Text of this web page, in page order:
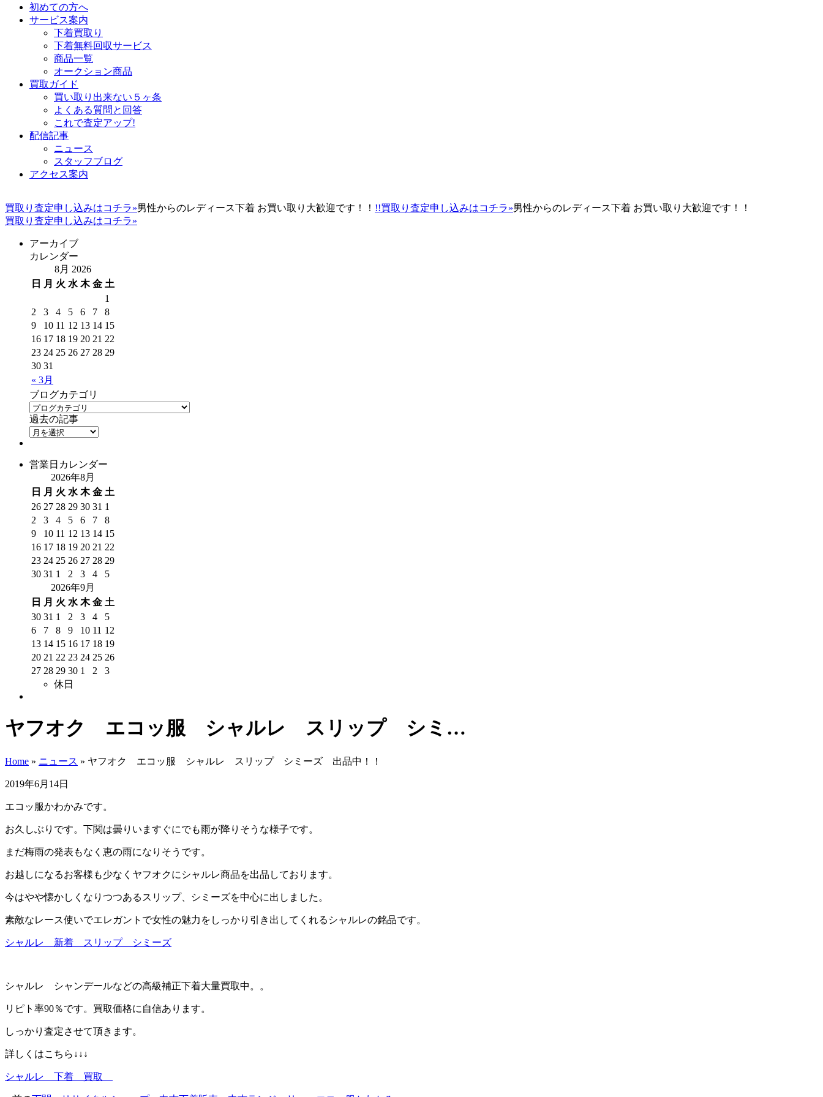
初めての方へ
サービス案内
下着買取り
下着無料回収サービス
商品一覧
オークション商品
買取ガイド
買い取り出来ない５ヶ条
よくある質問と回答
これで査定アップ!
配信記事
ニュース
スタッフブログ
アクセス案内
買取り査定申し込みはコチラ»男性からのレディース下着 お買い取り大歓迎です！！ !!買取り査定申し込みはコチラ»男性からのレディース下着 お買い取り大歓迎です！！
買取り査定申し込みはコチラ»
アーカイブ
カレンダー
8月 2026
日
月 火 水 木 金 土
« 3月
1
2
3 4 5 6 7
8
9
10 11 12 13 14 15
16 17 18 19 20 21 22
23 24 25 26 27 28 29
30 31
ブログカテゴリ
過去の記事
営業日カレンダー
2026年8月
日
月 火 水 木 金 土
26 27 28 29 30 31 1
2
3 4 5 6 7
8
9
10 11 12 13 14 15
16 17 18 19 20 21 22
23 24 25 26 27 28 29
30 31 1 2 3 4
5
2026年9月
日
月 火 水 木 金 土
30 31 1 2 3 4
5
6
7 8 9 10 11 12
13 14 15 16 17 18 19
20 21 22 23 24 25 26
27 28 29 30 1 2
3
休日
ヤフオク エコッ服 シャルレ スリップ シミ…
Home » ニュース » ヤフオク エコッ服 シャルレ スリップ シミーズ 出品中！！
2019年6月14日
エコッ服かわかみです。
お久しぶりです。下関は曇りいますぐにでも雨が降りそうな様子です。
まだ梅雨の発表もなく恵の雨になりそうです。
お越しになるお客様も少なくヤフオクにシャルレ商品を出品しております。
今はやや懐かしくなりつつあるスリップ、シミーズを中心に出しました。
素敵なレース使いでエレガントで女性の魅力をしっかり引き出してくれるシャルレの銘品です。
シャルレ 新着 スリップ シミーズ
シャルレ シャンデールなどの高級補正下着大量買取中。。
リピト率90％です。買取価格に自信あります。
しっかり査定させて頂きます。
詳しくはこちら↓↓↓
シャルレ 下着 買取